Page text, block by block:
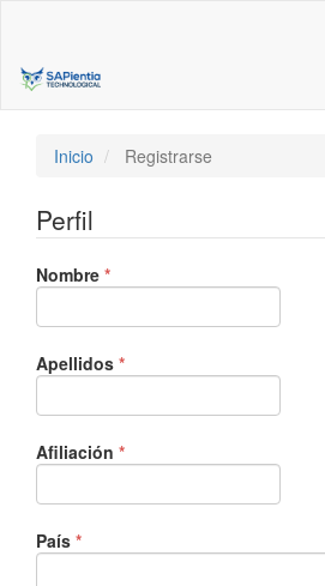
principal
Barra
Inicio Registrarse
Perfil
Nombre *Obligatorio
Apellidos *Obligatorio
Afiliación *Obligatorio
País *Obligatorio